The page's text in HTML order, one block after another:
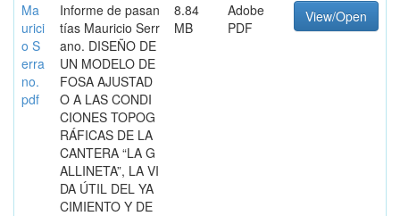
Ma
urici
o S
erra
no.
pdf
Informe de pasan
tías Mauricio Serr
ano. DISEÑO DE
UN MODELO DE
FOSA AJUSTAD
O A LAS CONDI
CIONES TOPOG
RÁFICAS DE LA
CANTERA “LA G
ALLINETA”, LA VI
DA ÚTIL DEL YA
CIMIENTO Y DE
8.84
MB
Adobe
PDF
View/Open